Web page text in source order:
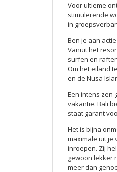
Voor ultieme
stimulerende
in
Ben je aan
Vanuit het
surfen en
Om het eiland
en de Nusa
Een intens
vakantie. Bali
staat garant
Het is bijna
maximale uit je
inroepen. Zij
gewoon lekker
meer dan